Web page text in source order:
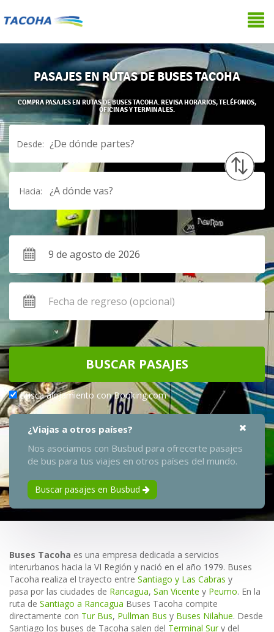
PASAJES EN RUTAS DE BUSES TACOHA
COMPRA PASAJES EN RUTAS DE BUSES TACOHA. REVISA HORARIOS, TELÉFONOS,
OFICINAS Y TERMINALES.
Desde: ¿De dónde partes?
Hacia: ¿A dónde vas?
BUSCAR PASAJES
Busca alojamiento con Booking.com
¿Viajas a otros países?
Nos asociamos con Busbud para ofrecerte pasajes
de bus para tus viajes en otros países del mundo.
Buscar pasajes en Busbud
Buses Tacoha es una empresa dedicada a servicios
interurbanos hacia la VI Región y nació en el año 1979. Buses
Tacoha realiza el trayecto entre Santiago y Las Cabras y
pasa por las ciudades de Rancagua, San Vicente y Peumo. En la
ruta de Santiago a Rancagua Buses Tacoha compite
directamente con Tur Bus, Pullman Bus y Buses Nilahue. Desde
Santiago los buses de Tacoha salen del Terminal Sury del